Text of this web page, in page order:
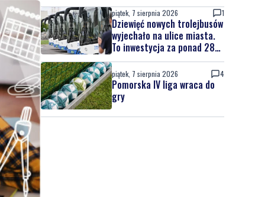
piątek, 7 sierpnia 2026 1
Dziewięć nowych trolejbusów
wyjechało na ulice miasta.
To inwestycja za ponad 28
mln zł
piątek, 7 sierpnia 2026 4
Pomorska IV liga wraca do
gry